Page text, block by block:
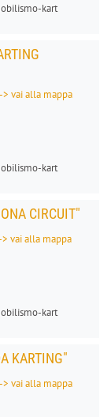
kart
vai alla mappa
kart
CIRCUIT"
vai alla mappa
kart
KARTING"
vai alla mappa